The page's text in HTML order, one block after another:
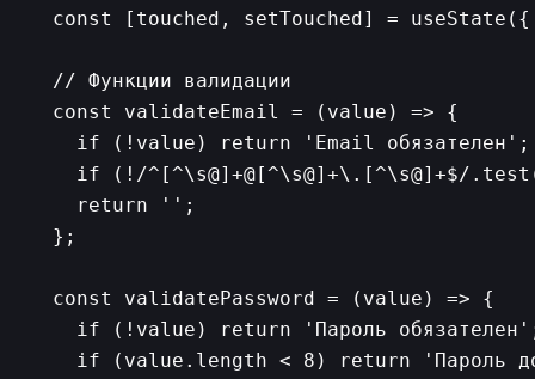
const [touched, setTouched] =
  // Функции валидации
  const validateEmail = (value) => {
    if (!value) return 'Email обязателен';
if (!/^[^\s@]+@[^\s@]+\.[^\s@]+$/
    return '';
  };
  const validatePassword = (value) => {
if (!value) return 'Пароль
if (value.length < 8) return 'Пароль